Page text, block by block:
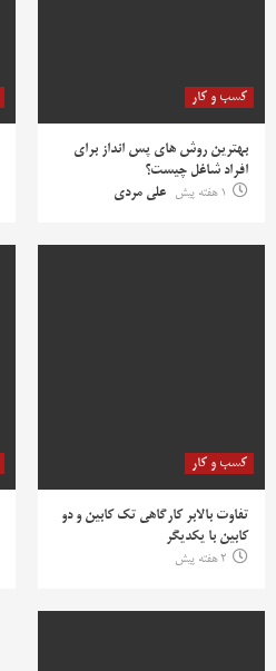
کسب و کار
بهترین روش‌ های پس‌ انداز برای
افراد شاغل چیست؟
1 هفته پیش
علی مردی
کسب و کار
تفاوت بالابر کارگاهی تک کابین و دو
کابین با یکدیگر
2 هفته پیش